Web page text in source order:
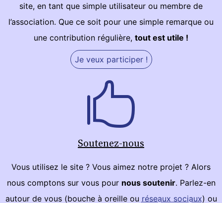
site, en tant que simple utilisateur ou membre de
l’association. Que ce soit pour une simple remarque ou
une contribution régulière, tout est utile !
Je veux participer !
Soutenez-nous
Vous utilisez le site ? Vous aimez notre projet ? Alors
nous comptons sur vous pour nous soutenir. Parlez-en
autour de vous (bouche à oreille ou réseaux sociaux) ou